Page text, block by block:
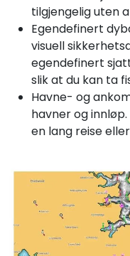
tilgjengelig uten
Egendefinert
visuell
egendefinert
slik at du kan ta
Havne- og
havner og
en lang reise